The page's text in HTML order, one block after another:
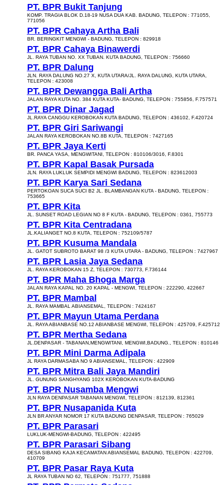
PT. BPR Bukit Tanjung
KOMP. TRAGIA BLOK D.18-19 NUSA DUA KAB. BADUNG, TELEPON : 771055,
771056
PT. BPR Cahaya Artha Bali
BR. BERINGKIT MENGWI - BADUNG, TELEPON : 829918
PT. BPR Cahaya Binawerdi
JL. RAYA TUBAN NO. XX TUBAN. KUTA BADUNG, TELEPON : 756660
PT. BPR Dalung
JLN. RAYA DALUNG NO.27 X, KUTA UTARA/JL. RAYA DALUNG, KUTA UTARA,
TELEPON : 423008
PT. BPR Dewangga Bali Artha
JALAN RAYA KUTA NO. 384 KUTA KUTA- BADUNG, TELEPON : 755856, F.757571
PT. BPR Dinar Jagad
JL.RAYA CANGGU KEROBOKAN KUTA BADUNG, TELEPON : 436102, F.420724
PT. BPR Giri Sariwangi
JALAN RAYA KEROBOKAN NO.8B KUTA, TELEPON : 7427165
PT. BPR Jaya Kerti
BR. PANCA YASA, MENGWITANI, TELEPON : 810106/3016, F.8301
PT. BPR Kapal Basak Pursada
JLN. RAYA LUKLUK SEMPIDI MENGWI BADUNG, TELEPON : 823612003
PT. BPR Karya Sari Sedana
PERTOKOAN SUCA SUCI B2 JL. BLAMBANGAN KUTA - BADUNG, TELEPON :
753665
PT. BPR Kita
JL. SUNSET ROAD LEGIAN NO 8 F KUTA - BADUNG, TELEPON : 0361, 755773
PT. BPR Kita Centradana
JL.KALIANGET NO.8 KUTA, TELEPON : 752109/5787
PT. BPR Kusuma Mandala
JL. GATOT SUBROTO BARAT 98 /3 KUTA UTARA - BADUNG, TELEPON : 7427967
PT. BPR Lasia Jaya Sedana
JL. RAYA KEROBOKAN 15 Z, TELEPON : 730773, F.736144
PT. BPR Maha Bhoga Marga
JALAN RAYA KAPAL NO. 20 KAPAL - MENGWI, TELEPON : 222290, 422667
PT. BPR Mambal
JL. RAYA MAMBAL ABIANSEMAL, TELEPON : 7424167
PT. BPR Mayun Utama Perdana
JL. RAYA ABIANBASE NO.12 ABIANBASE MENGWI, TELEPON : 425709, F.425712
PT. BPR Mertha Sedana
JL.DENPASAR - TABANAN,MENGWITANI, MENGWI,BADUNG., TELEPON : 810146
PT. BPR Mini Darma Adipala
JL RAYA DARMASABA NO 9 ABIANSEMAL, TELEPON : 422909
PT. BPR Mitra Bali Jaya Mandiri
JL. GUNUNG SANGHYANG 102X KEROBOKAN KUTA-BADUNG
PT. BPR Nusamba Mengwi
JLN RAYA DENPASAR TABANAN MENGWI, TELEPON : 812139, 812361
PT. BPR Nusapanida Kuta
JLN BR ANYAR NOMOR 17 KUTA BADUNG DENPASAR, TELEPON : 765029
PT. BPR Parasari
LUKLUK-MENGWI-BADUNG, TELEPON : 422495
PT. BPR Parasari Sibang
DESA SIBANG KAJA KECAMATAN ABIANSEMAL BADUNG, TELEPON : 422709,
410709
PT. BPR Pasar Raya Kuta
JL RAYA TUBAN NO 62, TELEPON : 751777, 751888